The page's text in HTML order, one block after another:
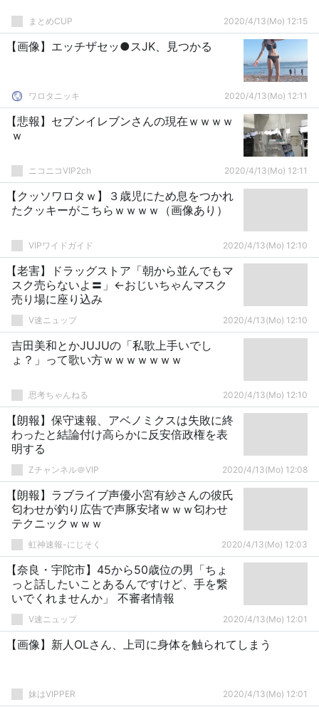
まとめCUP 2020/4/13(Mo) 12:15
【画像】エッチザセッ●スJK、見つかる
ワロタニッキ 2020/4/13(Mo) 12:11
【悲報】セブンイレブンさんの現在ｗｗｗｗ
ｗ
ニコニコVIP2ch 2020/4/13(Mo) 12:11
【クッソワロタｗ】３歳児にため息をつかれ
たクッキーがこちらｗｗｗｗ（画像あり）
VIPワイドガイド 2020/4/13(Mo) 12:10
【老害】ドラッグストア「朝から並んでもマ
スク売らないよ〓」←おじいちゃんマスク
売り場に座り込み
V速ニュップ 2020/4/13(Mo) 12:10
吉田美和とかJUJUの「私歌上手いでし
ょ？」って歌い方ｗｗｗｗｗｗｗ
思考ちゃんねる 2020/4/13(Mo) 12:10
【朗報】保守速報、アベノミクスは失敗に終
わったと結論付け高らかに反安倍政権を表
明する
Zチャンネル＠VIP 2020/4/13(Mo) 12:08
【朗報】ラブライブ声優小宮有紗さんの彼氏
匂わせが釣り広告で声豚安堵ｗｗｗ匂わせ
テクニックｗｗｗ
虹神速報-にじそく 2020/4/13(Mo) 12:03
【奈良・宇陀市】45から50歳位の男「ちょ
っと話したいことあるんですけど、手を繋
いでくれませんか」 不審者情報
V速ニュップ 2020/4/13(Mo) 12:01
【画像】新人OLさん、上司に身体を触られてしまう
妹はVIPPER 2020/4/13(Mo) 12:01